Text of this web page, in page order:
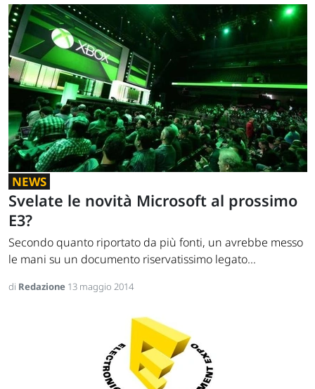
NEWS
Svelate le novità Microsoft al prossimo
E3?
Secondo quanto riportato da più fonti, un avrebbe messo
le mani su un documento riservatissimo legato...
di Redazione 13 maggio 2014